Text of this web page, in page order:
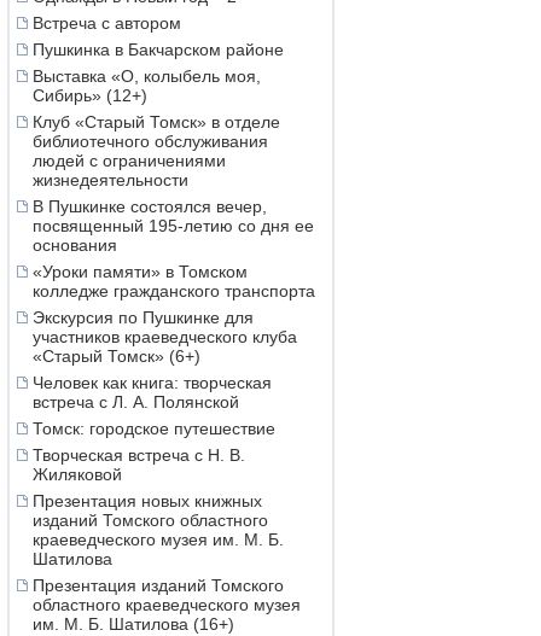
Встреча с автором
Пушкинка в Бакчарском районе
Выставка «О, колыбель моя,
Сибирь» (12+)
Клуб «Старый Томск» в отделе
библиотечного обслуживания
людей с ограничениями
жизнедеятельности
В Пушкинке состоялся вечер,
посвященный 195-летию со дня ее
основания
«Уроки памяти» в Томском
колледже гражданского транспорта
Экскурсия по Пушкинке для
участников краеведческого клуба
«Старый Томск» (6+)
Человек как книга: творческая
встреча с Л. А. Полянской
Томск: городское путешествие
Творческая встреча с Н. В.
Жиляковой
Презентация новых книжных
изданий Томского областного
краеведческого музея им. М. Б.
Шатилова
Презентация изданий Томского
областного краеведческого музея
им. М. Б. Шатилова (16+)